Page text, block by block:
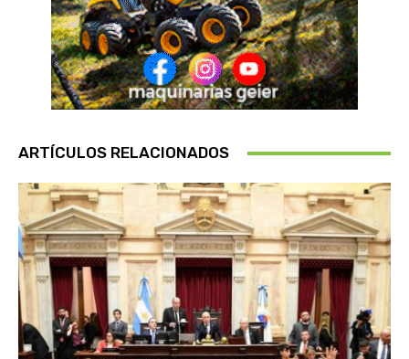
ARTÍCULOS RELACIONADOS